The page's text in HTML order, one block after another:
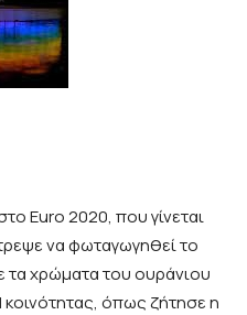
Euro 2020, που γίνεται
να φωταγωγηθεί το
χρώματα του ουράνιου
όπως ζήτησε η